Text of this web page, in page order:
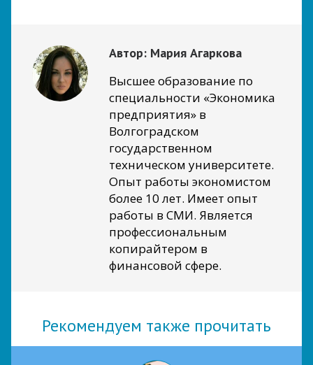
Автор: Мария Агаркова
Высшее образование по
специальности «Экономика
предприятия» в
Волгоградском
государственном
техническом университете.
Опыт работы экономистом
более 10 лет. Имеет опыт
работы в СМИ. Является
профессиональным
копирайтером в
финансовой сфере.
Рекомендуем также прочитать